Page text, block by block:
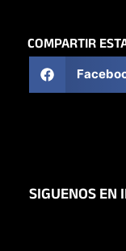
COMPARTIR
SIGUENOS EN